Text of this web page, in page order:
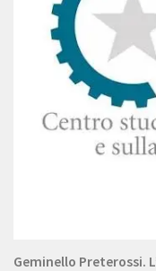
Geminello Preterossi.